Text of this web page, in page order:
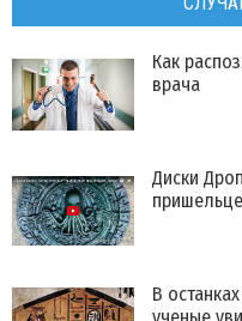
Как
врача
Диски
В